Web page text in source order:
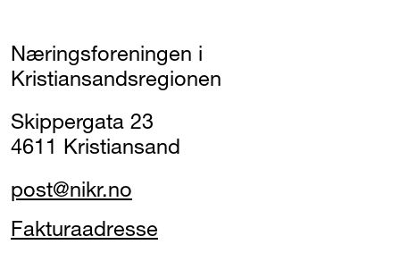
Næringsforeningen i
Kristiansandsregionen
Skippergata 23
4611 Kristiansand
post@nikr.no
Fakturaadresse